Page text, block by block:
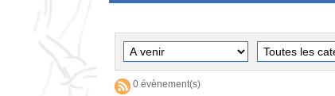
0 évènement(s)